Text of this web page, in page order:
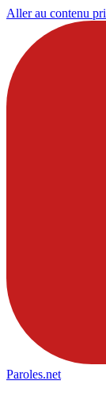
Aller au contenu
Paroles.net